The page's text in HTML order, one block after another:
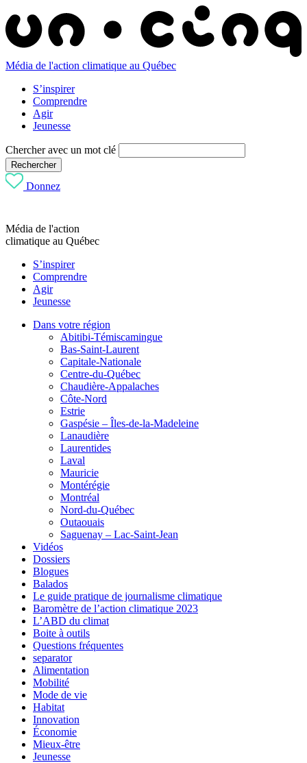
Média de l'action climatique au Québec
S’inspirer
Comprendre
Agir
Jeunesse
Chercher avec un mot clé
Rechercher
Donnez
Média de l'action
climatique au Québec
S’inspirer
Comprendre
Agir
Jeunesse
Dans votre région
Abitibi-Témiscamingue
Bas-Saint-Laurent
Capitale-Nationale
Centre-du-Québec
Chaudière-Appalaches
Côte-Nord
Estrie
Gaspésie – Îles-de-la-Madeleine
Lanaudière
Laurentides
Laval
Mauricie
Montérégie
Montréal
Nord-du-Québec
Outaouais
Saguenay – Lac-Saint-Jean
Vidéos
Dossiers
Blogues
Balados
Le guide pratique de journalisme climatique
Baromètre de l’action climatique 2023
L’ABD du climat
Boite à outils
Questions fréquentes
separator
Alimentation
Mobilité
Mode de vie
Habitat
Innovation
Économie
Mieux-être
Jeunesse